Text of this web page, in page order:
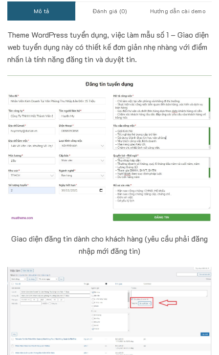
Mô tả Đánh giá (0) Hướng dẫn cài demo
Theme WordPress tuyển dụng, việc làm mẫu số 1 – Giao diện
web tuyển dụng này có thiết kế đơn giản nhẹ nhàng với điểm
nhấn là tính năng đăng tin và duyệt tin.
Giao diện đăng tin dành cho khách hàng (yêu cầu phải đăng
nhập mới đăng tin)